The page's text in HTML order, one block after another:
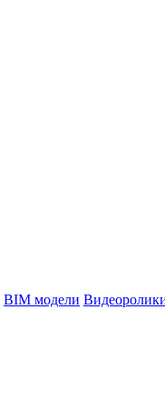
BIM модели